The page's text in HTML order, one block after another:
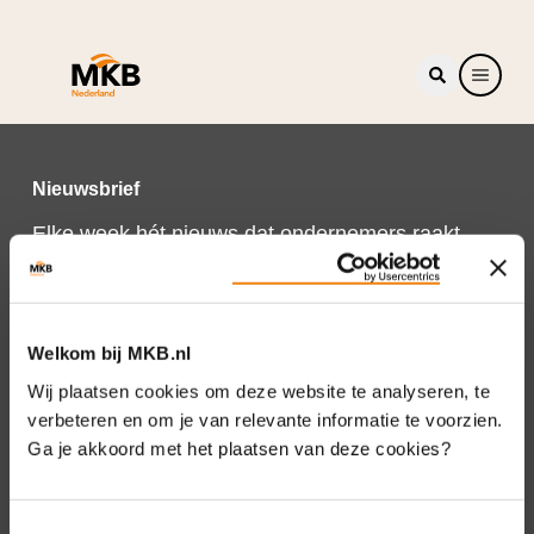
Welkom bij MKB.nl
Wij plaatsen cookies om deze website te analyseren, te
verbeteren en om je van relevante informatie te voorzien.
Ga je akkoord met het plaatsen van deze cookies?
Nieuwsbrief
Elke week hét nieuws dat ondernemers raakt.
Schrijf je nu in voor de MKB-Nederland
nieuwsbrief.
Schrijf je in
Direct naar
Over ons